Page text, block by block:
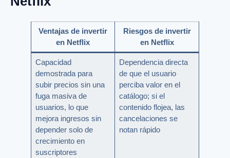
Ventajas de invertir
en Netflix
Riesgos de invertir
en Netflix
Capacidad
demostrada para
subir precios sin una
fuga masiva de
usuarios, lo que
mejora ingresos sin
depender solo de
crecimiento en
suscriptores
Dependencia directa
de que el usuario
perciba valor en el
catálogo; si el
contenido flojea, las
cancelaciones se
notan rápido